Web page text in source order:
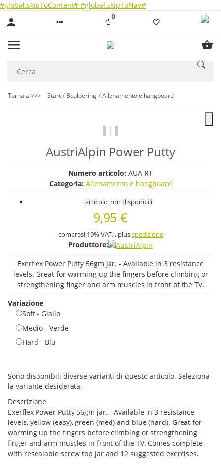
#global.skipToContent# #global.skipToNav#
0Liste ist leer
Torna a >>> Start Bouldering Allenamento e hangboard
AustriAlpin Power Putty
Numero articolo: AUA-RT
Categoria: Allenamento e hangboard
articolo non disponibili
9,95 €
compresi 19% VAT. , plusspedizione
Produttore:
Exerflex Power Putty 56gm jar. - Available in 3 resistance
levels. Great for warming up the fingers before climbing or
strengthening finger and arm muscles in front of the TV.
Variazione
Soft - GialloSoft - Giallo
Medio - Verde
Hard - Blu
x
Sono disponibili diverse varianti di questo articolo. Seleziona
la variante desiderata.
Descrizione
Exerflex Power Putty 56gm jar. - Available in 3 resistance
levels, yellow (easy), green (med) and blue (hard). Great for
warming up the fingers before climbing or strengthening
finger and arm muscles in front of the TV. Comes complete
with resealable screw top jar and 12 suggested exercises.